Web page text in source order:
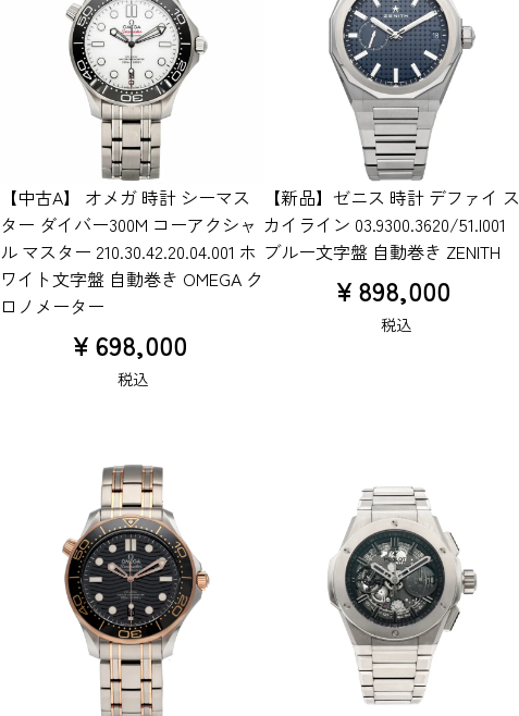
【中古A】 オメガ 時計 シーマス
ター ダイバー300M コーアクシャ
ル マスター 210.30.42.20.04.001 ホ
ワイト文字盤 自動巻き OMEGA ク
ロノメーター
¥ 698,000
税込
【新品】ゼニス 時計 デファイ ス
カイライン 03.9300.3620/51.I001
ブルー文字盤 自動巻き ZENITH
¥ 898,000
税込